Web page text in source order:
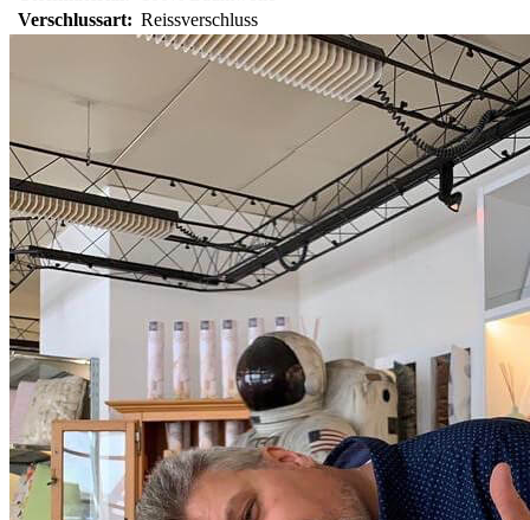
Verschlussart: Reissverschluss